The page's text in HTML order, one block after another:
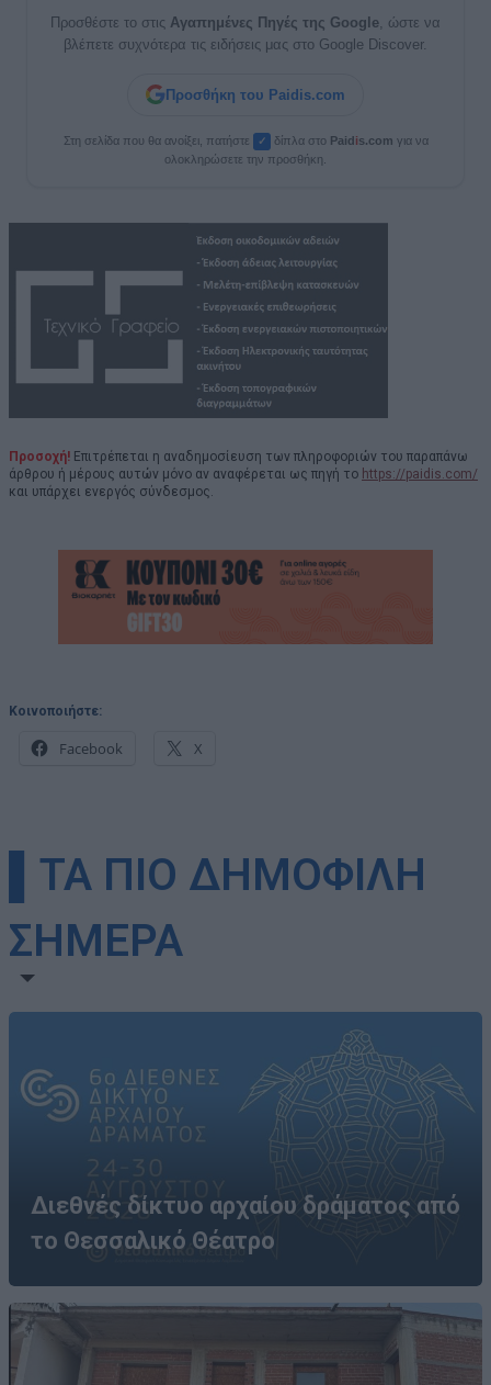
Προσθέστε το στις Αγαπημένες Πηγές της Google , ώστε να
βλέπετε συχνότερα τις ειδήσεις μας στο Google Discover.
Προσθήκη του Paidis.com
Στη σελίδα που θα ανοίξει, πατήστε ✓ δίπλα στο Paidis.com για να
ολοκληρώσετε την προσθήκη.
Προσοχή! Επιτρέπεται η αναδημοσίευση των πληροφοριών του παραπάνω
άρθρου ή μέρους αυτών μόνο αν αναφέρεται ως πηγή το https://paidis.com/
και υπάρχει ενεργός σύνδεσμος.
Κοινοποιήστε:
Facebook X
▌ΤΑ ΠΙΟ ΔΗΜΟΦΙΛΗ
ΣΗΜΕΡΑ
Διεθνές δίκτυο αρχαίου δράματος από
το Θεσσαλικό Θέατρο